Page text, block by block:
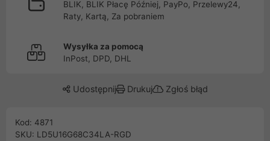
BLIK, BLIK Płacę Później, PayPo, Przelewy24,
Raty, Kartą, Za pobraniem
Wysyłka za pomocą
InPost, DPD, DHL
Udostępnij Drukuj Zgłoś błąd
Kod: 4871
SKU: LD5U16G68C34LA-RGD